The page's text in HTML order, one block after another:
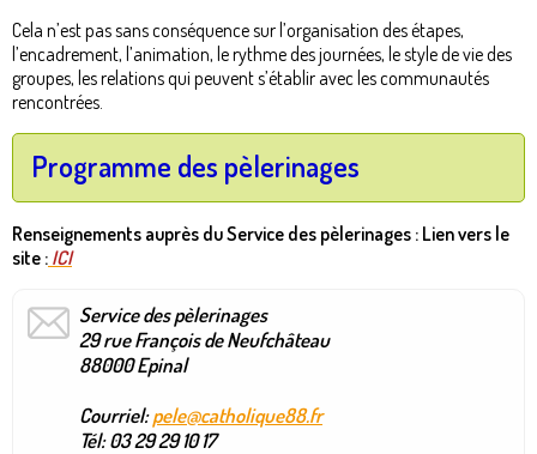
Cela n’est pas sans conséquence sur l’organisation des étapes,
l’encadrement, l’animation, le rythme des journées, le style de vie des
groupes, les relations qui peuvent s’établir avec les communautés
rencontrées.
Programme des pèlerinages
Renseignements auprès du Service des pèlerinages : Lien vers le
site : ICI
Service des pèlerinages
29 rue François de Neufchâteau
88000 Epinal
Courriel:pele@catholique88.fr
Tél:03 29 29 10 17